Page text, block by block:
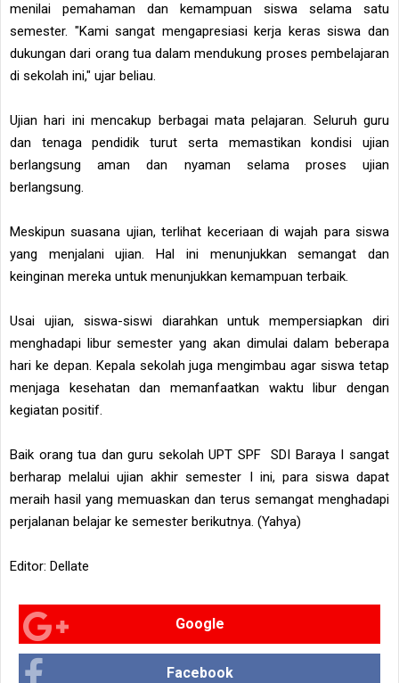
menilai pemahaman dan kemampuan siswa selama satu
semester. "Kami sangat mengapresiasi kerja keras siswa dan
dukungan dari orang tua dalam mendukung proses pembelajaran
di sekolah ini," ujar beliau.
Ujian hari ini mencakup berbagai mata pelajaran. Seluruh guru
dan tenaga pendidik turut serta memastikan kondisi ujian
berlangsung aman dan nyaman selama proses ujian
berlangsung.
Meskipun suasana ujian, terlihat keceriaan di wajah para siswa
yang menjalani ujian. Hal ini menunjukkan semangat dan
keinginan mereka untuk menunjukkan kemampuan terbaik.
Usai ujian, siswa-siswi diarahkan untuk mempersiapkan diri
menghadapi libur semester yang akan dimulai dalam beberapa
hari ke depan. Kepala sekolah juga mengimbau agar siswa tetap
menjaga kesehatan dan memanfaatkan waktu libur dengan
kegiatan positif.
Baik orang tua dan guru sekolah UPT SPF SDI Baraya I sangat
berharap melalui ujian akhir semester I ini, para siswa dapat
meraih hasil yang memuaskan dan terus semangat menghadapi
perjalanan belajar ke semester berikutnya. (Yahya)
Editor: Dellate
Google
Facebook